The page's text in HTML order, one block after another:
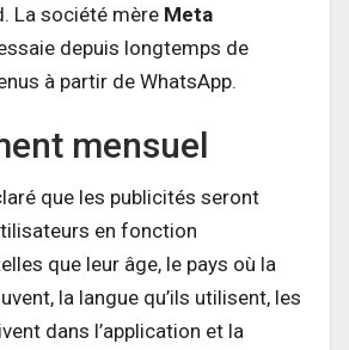
La société mère Meta
depuis longtemps de
à partir de WhatsApp.
mensuel
que les publicités seront
en fonction
que leur âge, le pays où la
la langue qu’ils utilisent, les
dans l’application et la